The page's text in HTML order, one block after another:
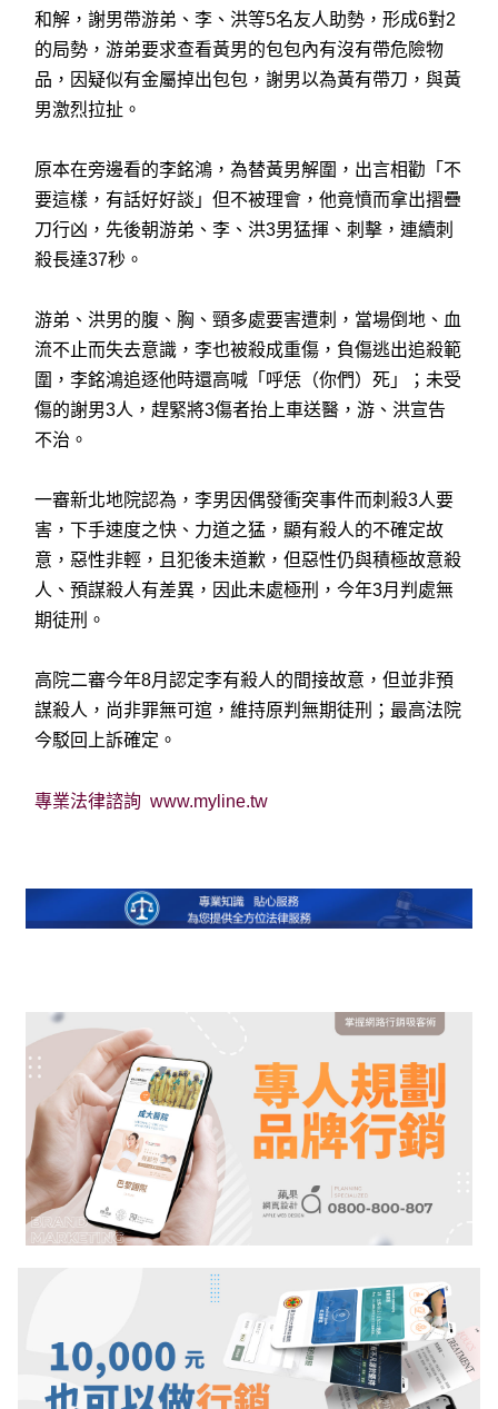
和解，謝男帶游弟、李、洪等5名友人助勢，形成6對2
的局勢，游弟要求查看黃男的包包內有沒有帶危險物
品，因疑似有金屬掉出包包，謝男以為黃有帶刀，與黃
男激烈拉扯。
原本在旁邊看的李銘鴻，為替黃男解圍，出言相勸「不
要這樣，有話好好談」但不被理會，他竟憤而拿出摺疊
刀行凶，先後朝游弟、李、洪3男猛揮、刺擊，連續刺
殺長達37秒。
游弟、洪男的腹、胸、頸多處要害遭刺，當場倒地、血
流不止而失去意識，李也被殺成重傷，負傷逃出追殺範
圍，李銘鴻追逐他時還高喊「呼恁（你們）死」；未受
傷的謝男3人，趕緊將3傷者抬上車送醫，游、洪宣告
不治。
一審新北地院認為，李男因偶發衝突事件而刺殺3人要
害，下手速度之快、力道之猛，顯有殺人的不確定故
意，惡性非輕，且犯後未道歉，但惡性仍與積極故意殺
人、預謀殺人有差異，因此未處極刑，今年3月判處無
期徒刑。
高院二審今年8月認定李有殺人的間接故意，但並非預
謀殺人，尚非罪無可逭，維持原判無期徒刑；最高法院
今駁回上訴確定。
專業法律諮詢www.myline.tw